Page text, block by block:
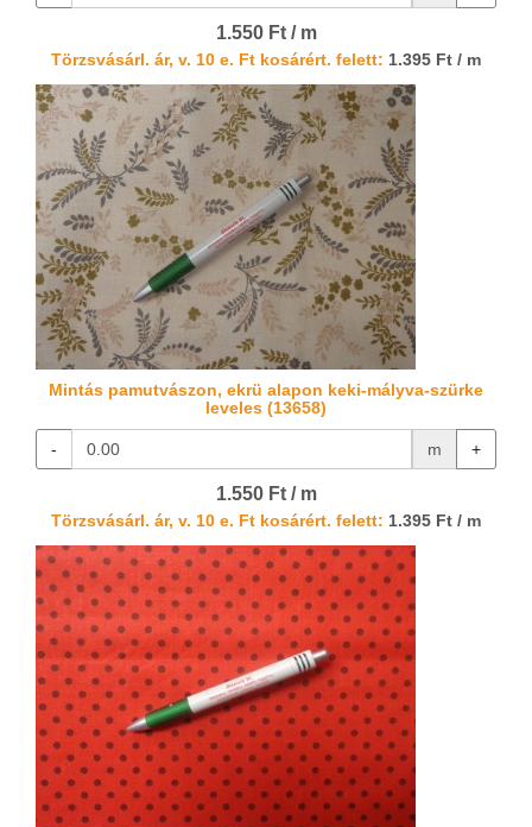
1.550 Ft / m
Törzsvásárl. ár, v. 10 e. Ft kosárért. felett: 1.395 Ft / m
Mintás pamutvászon, ekrü alapon keki-mályva-szürke
leveles (13658)
- m +
1.550 Ft / m
Törzsvásárl. ár, v. 10 e. Ft kosárért. felett: 1.395 Ft / m